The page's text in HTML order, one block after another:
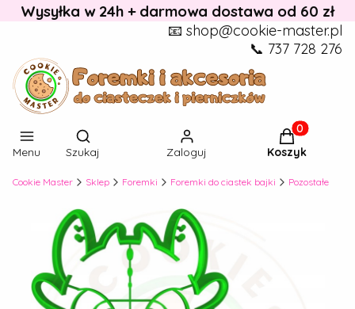
Wysyłka w 24h + darmowa dostawa od 60 zł
📧 shop@cookie-master.pl
📞 737 728 276
Menu
Otwórz wyszukiwarkę
Szukaj Zaloguj
Produkty w
Koszyk
Cookie Master Sklep Foremki Foremki do ciastek bajki Pozostałe